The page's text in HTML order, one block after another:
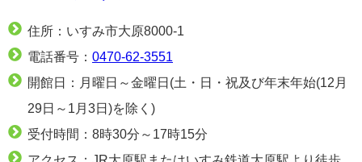
住所：いすみ市大原8000-1
電話番号： 0470-62-3551
開館日：月曜日～金曜日(土・日・祝及び年末年始(12月
29日～1月3日)を除く)
受付時間：8時30分～17時15分